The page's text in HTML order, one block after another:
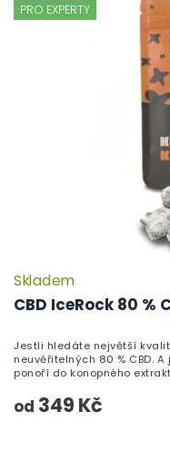
PRO EXPERTY
CBD IceRock 80 %
Skladem
od 349 Kč
Jestli hledáte největší
neuvěřitelných 80 % CBD.
ponoří do konopného